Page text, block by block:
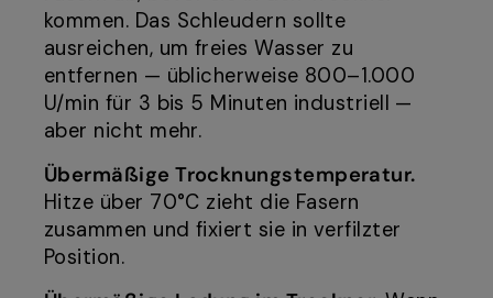
kommen. Das Schleudern sollte
ausreichen, um freies Wasser zu
entfernen — üblicherweise 800–1.000
U/min für 3 bis 5 Minuten industriell —
aber nicht mehr.
Übermäßige Trocknungstemperatur.
Hitze über 70°C zieht die Fasern
zusammen und fixiert sie in verfilzter
Position.